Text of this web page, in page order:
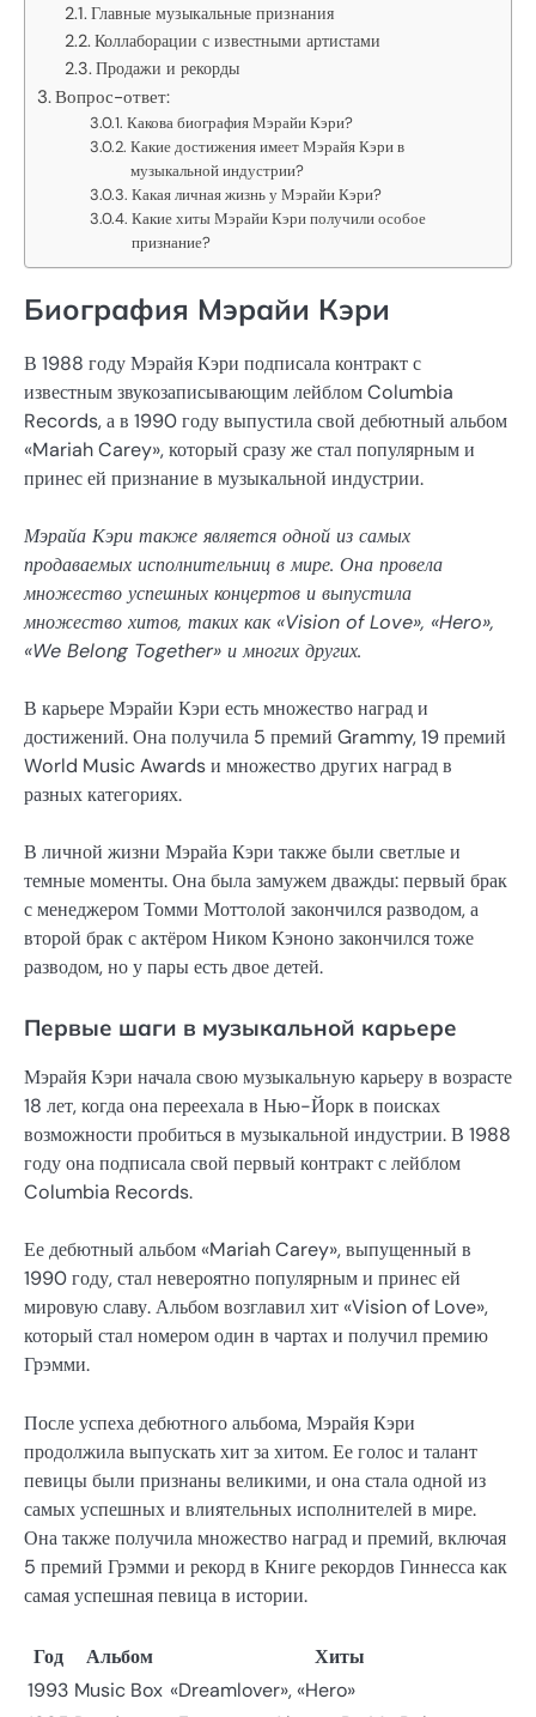
Главные музыкальные признания
Коллаборации с известными артистами
Продажи и рекорды
Вопрос-ответ:
Какова биография Мэрайи Кэри?
Какие достижения имеет Мэрайя Кэри в
музыкальной индустрии?
Какая личная жизнь у Мэрайи Кэри?
Какие хиты Мэрайи Кэри получили особое
признание?
Биография Мэрайи Кэри
В 1988 году Мэрайя Кэри подписала контракт с
известным звукозаписывающим лейблом Columbia
Records, а в 1990 году выпустила свой дебютный альбом
«Mariah Carey», который сразу же стал популярным и
принес ей признание в музыкальной индустрии.
Мэрайа Кэри также является одной из самых
продаваемых исполнительниц в мире. Она провела
множество успешных концертов и выпустила
множество хитов, таких как «Vision of Love», «Hero»,
«We Belong Together» и многих других.
В карьере Мэрайи Кэри есть множество наград и
достижений. Она получила 5 премий Grammy, 19 премий
World Music Awards и множество других наград в
разных категориях.
В личной жизни Мэрайа Кэри также были светлые и
темные моменты. Она была замужем дважды: первый брак
с менеджером Томми Моттолой закончился разводом, а
второй брак с актёром Ником Кэноно закончился тоже
разводом, но у пары есть двое детей.
Первые шаги в музыкальной карьере
Мэрайя Кэри начала свою музыкальную карьеру в возрасте
18 лет, когда она переехала в Нью-Йорк в поисках
возможности пробиться в музыкальной индустрии. В 1988
году она подписала свой первый контракт с лейблом
Columbia Records.
Ее дебютный альбом «Mariah Carey», выпущенный в
1990 году, стал невероятно популярным и принес ей
мировую славу. Альбом возглавил хит «Vision of Love»,
который стал номером один в чартах и получил премию
Грэмми.
После успеха дебютного альбома, Мэрайя Кэри
продолжила выпускать хит за хитом. Ее голос и талант
певицы были признаны великими, и она стала одной из
самых успешных и влиятельных исполнителей в мире.
Она также получила множество наград и премий, включая
5 премий Грэмми и рекорд в Книге рекордов Гиннесса как
самая успешная певица в истории.
Год Альбом
Хиты
1993 Music Box «Dreamlover», «Hero»